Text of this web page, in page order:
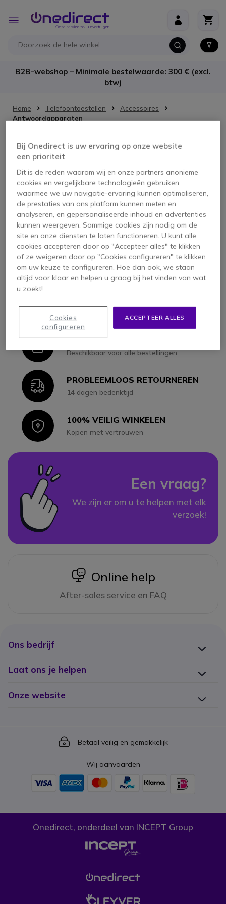
Toggle
Nav
B2B-webshop – Minimale bestelwaarde: 300 € (excl.
btw)
Home Telefoontoestellen
Accessoires
Antwoordapparaten
Antwoordapparaten
Antwoordapparaten - vergelijk en koop de beste merken!
Kies uit ons assortiment analoge antwoordapparaten.
Geen producten gevonden voor deze selectie.
IconIN-HOUSE EXPERTS
Bel ons voor deskundig advies
Icon
IconEXPRESS LEVERING
Beschikbaar voor alle bestellingen
IconPROBLEEMLOOS RETOURNEREN
14 dagen bedenktijd
Icon100% VEILIG WINKELEN
Kopen met vertrouwen
Een vraag?
We zijn er om u te helpen met elk
verzoek!
icon
Online help
After-sales service en FAQ
Ons bedrijf
Laat ons je helpen
Onze website
Icon
Betaal veilig en gemakkelijk
Wij aanvaarden
Onedirect, onderdeel van INCEPT Group
Bij Onedirect is uw ervaring op onze website
een prioriteit
Dit is de reden waarom wij en onze partners anonieme
cookies en vergelijkbare technologieën gebruiken
waarmee we uw navigatie-ervaring kunnen optimaliseren,
de prestaties van ons platform kunnen meten en
analyseren, en gepersonaliseerde inhoud en advertenties
kunnen weergeven. Sommige cookies zijn nodig om de
site en onze diensten te laten functioneren. U kunt alle
cookies accepteren door op "Accepteer alles" te klikken
of ze weigeren door op "Cookies configureren" te klikken
om uw keuze te configureren. Hoe dan ook, we staan
altijd voor klaar en helpen u graag bij het vinden van wat
u zoekt!
ACCEPTEER ALLES
Cookies
configureren